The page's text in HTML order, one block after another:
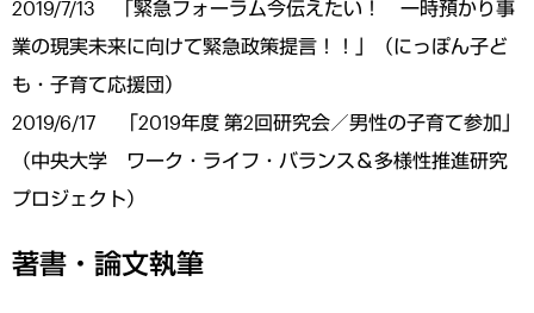
2019/7/13 「緊急フォーラム今伝えたい！ 一時預かり事
業の現実未来に向けて緊急政策提言！！」（にっぽん子ど
も・子育て応援団）
2019/6/17 「2019年度 第2回研究会／男性の子育て参加」
（中央大学 ワーク・ライフ・バランス＆多様性推進研究
プロジェクト）
著書・論文執筆